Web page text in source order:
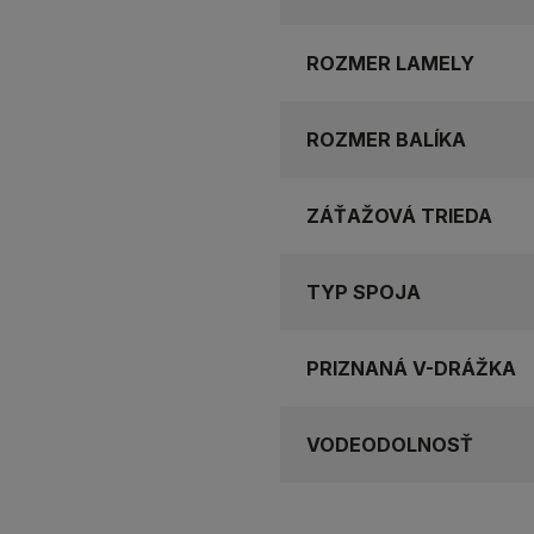
ROZMER LAMELY
ROZMER BALÍKA
ZÁŤAŽOVÁ TRIEDA
TYP SPOJA
PRIZNANÁ V-DRÁŽKA
VODEODOLNOSŤ